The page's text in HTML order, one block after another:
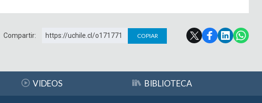
Compartir: https://uchile.cl/o171771 COPIAR
VIDEOS BIBLIOTECA